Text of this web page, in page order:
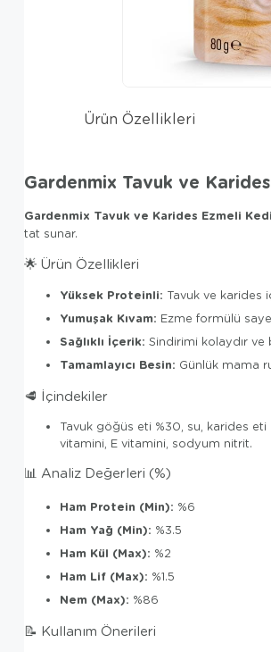
Ürün Özellikleri
Gardenmix Tavuk ve
Gardenmix Tavuk ve Karides Ezmeli
tat sunar.
🌟 Ürün Özellikleri
Yüksek Proteinli: Tavuk ve karides
Yumuşak Kıvam: Ezme formülü
Sağlıklı İçerik: Sindirimi kolaydır
Tamamlayıcı Besin: Günlük mama
🥩 İçindekiler
Tavuk göğüs eti %30, su, karides eti
vitamini, E vitamini, sodyum nitrit.
📊 Analiz Değerleri (%)
Ham Protein (Min): %6
Ham Yağ (Min): %3.5
Ham Kül (Max): %2
Ham Lif (Max): %1.5
Nem (Max): %86
📝 Kullanım Önerileri